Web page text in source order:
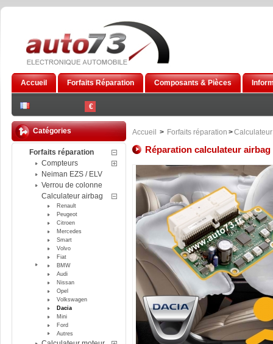
€
Accueil Forfaits Réparation Composants & Pièces
Catégories
Forfaits réparation
Compteurs
Neiman EZS / ELV
Verrou de colonne
Calculateur airbag
Renault
Peugeot
Citroen
Mercedes
Smart
Volvo
Fiat
BMW
Audi
Nissan
Opel
Volkswagen
Dacia
Mini
Ford
Autres
Accueil > Forfaits réparation >
Réparation calculateur airbag